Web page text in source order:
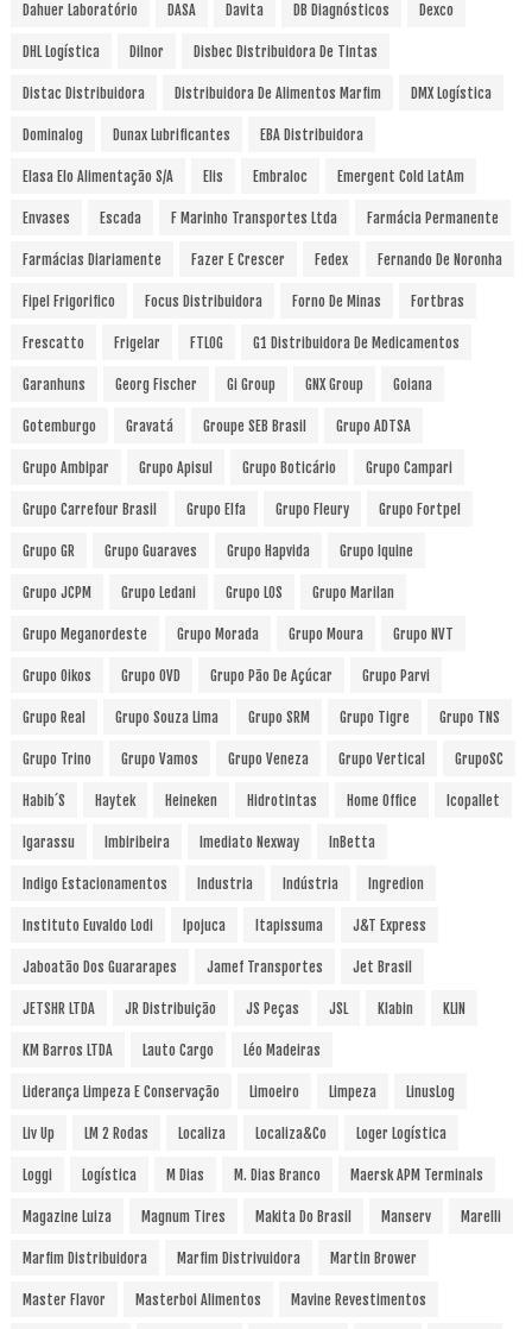
Dahuer Laboratório DASA Davita DB Diagnósticos Dexco
DHL Logística Dilnor Disbec Distribuidora De Tintas
Distac Distribuidora Distribuidora De Alimentos Marfim DMX Logística
Dominalog Dunax Lubrificantes EBA Distribuidora
Elasa Elo Alimentação S/A Elis Embraloc Emergent Cold LatAm
Envases Escada F Marinho Transportes Ltda Farmácia Permanente
Farmácias Diariamente Fazer E Crescer Fedex Fernando De Noronha
Fipel Frigorifico Focus Distribuidora Forno De Minas Fortbras
Frescatto Frigelar FTLOG G1 Distribuidora De Medicamentos
Garanhuns Georg Fischer Gi Group GNX Group Goiana
Gotemburgo Gravatá Groupe SEB Brasil Grupo ADTSA
Grupo Ambipar Grupo Apisul Grupo Boticário Grupo Campari
Grupo Carrefour Brasil Grupo Elfa Grupo Fleury Grupo Fortpel
Grupo GR Grupo Guaraves Grupo Hapvida Grupo Iquine
Grupo JCPM Grupo Ledani Grupo LOS Grupo Marilan
Grupo Meganordeste Grupo Morada Grupo Moura Grupo NVT
Grupo Oikos Grupo OVD Grupo Pão De Açúcar Grupo Parvi
Grupo Real Grupo Souza Lima Grupo SRM Grupo Tigre Grupo TNS
Grupo Trino Grupo Vamos Grupo Veneza Grupo Vertical GrupoSC
Habib´s Haytek Heineken Hidrotintas Home Office Icopallet
Igarassu Imbiribeira Imediato Nexway InBetta
Indigo Estacionamentos Industria Indústria Ingredion
Instituto Euvaldo Lodi Ipojuca Itapissuma J&T Express
Jaboatão Dos Guararapes Jamef Transportes Jet Brasil
JETSHR LTDA JR Distribuição JS Peças JSL Klabin KLIN
KM Barros LTDA Lauto Cargo Léo Madeiras
Liderança Limpeza E Conservação Limoeiro Limpeza LinusLog
Liv Up LM 2 Rodas Localiza Localiza&Co Loger Logística
Loggi Logística M Dias M. Dias Branco Maersk APM Terminals
Magazine Luiza Magnum Tires Makita Do Brasil Manserv Marelli
Marfim Distribuidora Marfim Distrivuidora Martin Brower
Master Flavor Masterboi Alimentos Mavine Revestimentos